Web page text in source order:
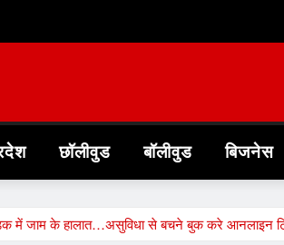
छॉलीवुड बॉलीवुड बिजनेस
में जाम के हालात…असुविधा से बचने बुक करे आनलाइन